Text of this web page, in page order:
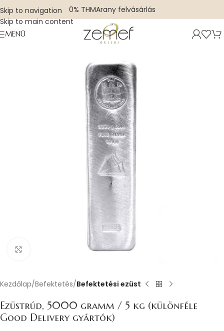
Skip to navigation
Skip to main content
0% THMArany felvásárlás
MENÜ
Nagyításhoz kattints ide
Kezdőlap Befektetés Befektetési ezüst
Ezüstrúd, 5000 gramm / 5 kg (különféle
Good Delivery gyártók)